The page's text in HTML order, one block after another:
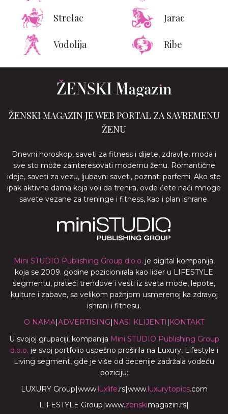
Strelac Jarac
Vodolija Ribe
ŽENSKI MAGAZIN JE WEB PORTAL ZA SAVREMENU
ŽENU
Dnevni horoskop, saveti za fitness i dijete, zdravlje, moda i
sve sto može zainteresovati modernu ženu. Romantične
ideje, saveti za vezu, ljubavni saveti, poznati parfemi. Ako ste
ipak aktivna dama koja voli da trenira, ovde ćete naći mnoge
savete vezane za treninge i fitness, kao i plan ishrane.
Mini STUDIO Publishing Group d.o.o. je digital kompanija,
koja se 2009. godine pozicionirala kao lider u LIFESTYLE
segmentu, prateći trendove i vesti iz sveta mode, lepote,
kulture i zabave, sa velikom pažnjom usmerenoj ka zdravoj
ishrani i fitnesu.
O NAMA| ADVERTISING NASI KLIJENTI
KONTAKT
U svojoj grupaciji, kompanija Mini STUDIO Publishing Group
d.o.o. je svoj portfolio uspešno proširila na Luxury, Lifestyle i
Living segment, gde je više od decenije zadržala vodeću
poziciju:
LUXURY Group www. luxlife.rs| www. luxurytopics.com
LIFESTYLE Group www.zenskimagazin.rs